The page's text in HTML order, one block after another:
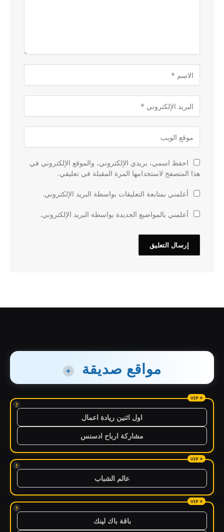
احفظ اسمي، بريدي الإلكتروني، والموقع الإلكتروني في
هذا المتصفح لاستخدامها المرة المقبلة في تعليقي.
أعلمني بمتابعة التعليقات بواسطة البريد الإلكتروني.
أعلمني بالمواضيع الجديدة بواسطة البريد الإلكتروني.
مواقع صديقة +
!
اول اثنين ريادة اعمال
مشاركة ارباح ادسنس
!
عالم الشباب
!
باقة باك لينك